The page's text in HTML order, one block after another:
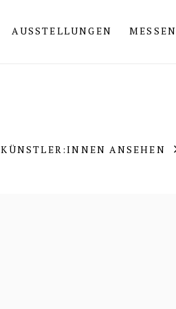
AUSSTELLUNGEN MESSEN
KÜNSTLER:INNEN ANSEHEN